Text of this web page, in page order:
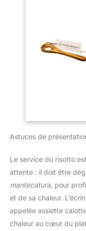
Astuces de
Le service du risotto
attente : il doit être
mantecatura , pour
et de sa chaleur.
appelée assiette
chaleur au cœur du